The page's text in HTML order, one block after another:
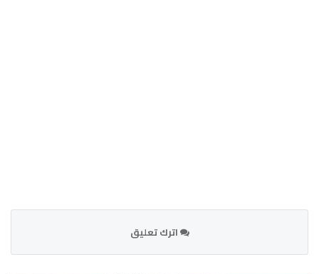
اترك تعليق